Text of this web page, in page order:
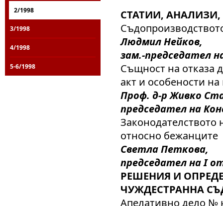
2/1998
3/1998
4/1998
5-6/1998
СТАТИИ,
Людмил Нейков,
зам.-председател
Същност на отказа
акт и особености
Проф. д-р Живко
председател на
Законодателството
относно бежанците
Светла Петкова,
председател на I
РЕШЕНИЯ И
ЧУЖДЕСТРАННА
Апелативно дело №